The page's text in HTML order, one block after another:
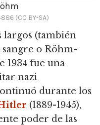
(CC BY-SA)
largos (también
o Röhm-
1934 fue una
nazi
durante los
(1889-1945),
poder de las